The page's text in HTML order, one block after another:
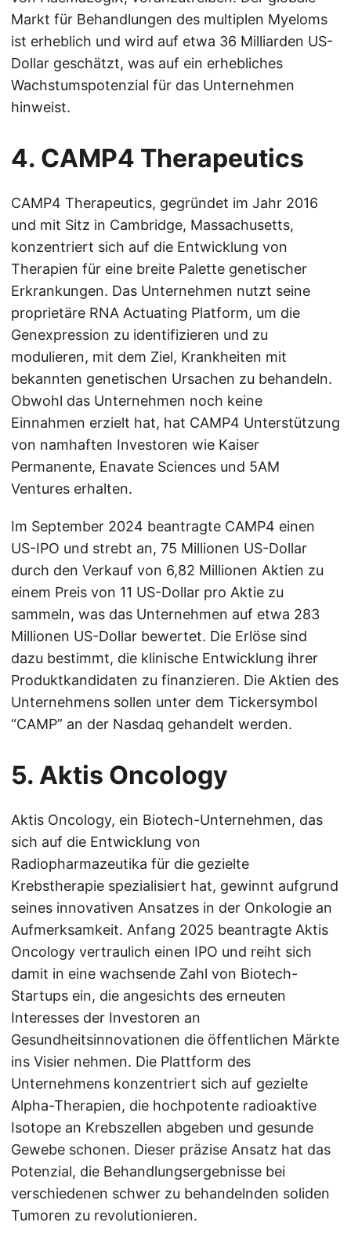
Markt für Behandlungen des multiplen Myeloms
ist erheblich und wird auf etwa 36 Milliarden US-
Dollar geschätzt, was auf ein erhebliches
Wachstumspotenzial für das Unternehmen
hinweist.
4. CAMP4 Therapeutics
CAMP4 Therapeutics, gegründet im Jahr 2016
und mit Sitz in Cambridge, Massachusetts,
konzentriert sich auf die Entwicklung von
Therapien für eine breite Palette genetischer
Erkrankungen. Das Unternehmen nutzt seine
proprietäre RNA Actuating Platform, um die
Genexpression zu identifizieren und zu
modulieren, mit dem Ziel, Krankheiten mit
bekannten genetischen Ursachen zu behandeln.
Obwohl das Unternehmen noch keine
Einnahmen erzielt hat, hat CAMP4 Unterstützung
von namhaften Investoren wie Kaiser
Permanente, Enavate Sciences und 5AM
Ventures erhalten.
Im September 2024 beantragte CAMP4 einen
US-IPO und strebt an, 75 Millionen US-Dollar
durch den Verkauf von 6,82 Millionen Aktien zu
einem Preis von 11 US-Dollar pro Aktie zu
sammeln, was das Unternehmen auf etwa 283
Millionen US-Dollar bewertet. Die Erlöse sind
dazu bestimmt, die klinische Entwicklung ihrer
Produktkandidaten zu finanzieren. Die Aktien des
Unternehmens sollen unter dem Tickersymbol
“CAMP” an der Nasdaq gehandelt werden.
5. Aktis Oncology
Aktis Oncology, ein Biotech-Unternehmen, das
sich auf die Entwicklung von
Radiopharmazeutika für die gezielte
Krebstherapie spezialisiert hat, gewinnt aufgrund
seines innovativen Ansatzes in der Onkologie an
Aufmerksamkeit. Anfang 2025 beantragte Aktis
Oncology vertraulich einen IPO und reiht sich
damit in eine wachsende Zahl von Biotech-
Startups ein, die angesichts des erneuten
Interesses der Investoren an
Gesundheitsinnovationen die öffentlichen Märkte
ins Visier nehmen. Die Plattform des
Unternehmens konzentriert sich auf gezielte
Alpha-Therapien, die hochpotente radioaktive
Isotope an Krebszellen abgeben und gesunde
Gewebe schonen. Dieser präzise Ansatz hat das
Potenzial, die Behandlungsergebnisse bei
verschiedenen schwer zu behandelnden soliden
Tumoren zu revolutionieren.